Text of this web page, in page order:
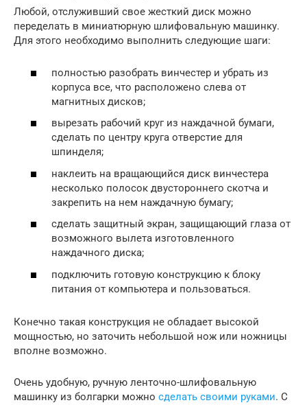
Любой, отслуживший свое жесткий диск можно
переделать в миниатюрную шлифовальную машинку.
Для этого необходимо выполнить следующие шаги:
полностью разобрать винчестер и убрать из
корпуса все, что расположено слева от
магнитных дисков;
вырезать рабочий круг из наждачной бумаги,
сделать по центру круга отверстие для
шпинделя;
наклеить на вращающийся диск винчестера
несколько полосок двустороннего скотча и
закрепить на нем наждачную бумагу;
сделать защитный экран, защищающий глаза от
возможного вылета изготовленного
наждачного диска;
подключить готовую конструкцию к блоку
питания от компьютера и пользоваться.
Конечно такая конструкция не обладает высокой
мощностью, но заточить небольшой нож или ножницы
вполне возможно.
Очень удобную, ручную ленточно-шлифовальную
машинку из болгарки можно сделать своими руками. С